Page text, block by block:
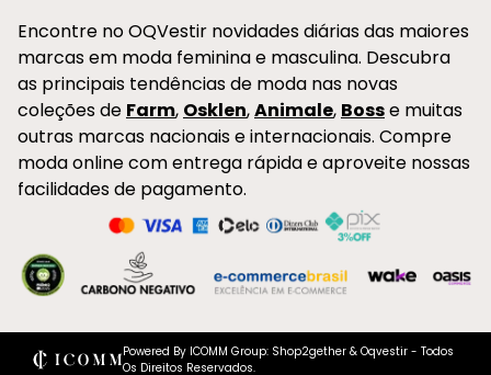
Encontre no OQVestir novidades diárias das maiores
marcas em moda feminina e masculina. Descubra
as principais tendências de moda nas novas
coleções de Farm, Osklen,Animale, Bosse muitas
outras marcas nacionais e internacionais. Compre
moda online com entrega rápida e aproveite nossas
facilidades de pagamento.
Powered By ICOMM Group: Shop2gether & Oqvestir - Todos
Os Direitos Reservados.